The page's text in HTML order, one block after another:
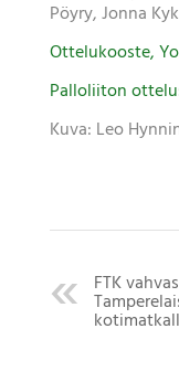
Pöyry, Jonna
Ottelukooste,
Palloliiton
Kuva: Leo
FTK